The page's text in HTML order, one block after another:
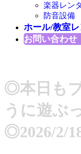
楽器レン
防音設備
ホール/教室
お問い合わせ
◎本日も
うに遊ぶ
◎2026/2/